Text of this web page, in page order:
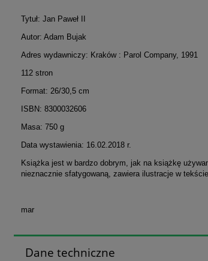
Tytuł: Jan Paweł II
Autor: Adam Bujak
Adres wydawniczy: Kraków : Parol Company, 1991
112 stron
Format: 26/30,5 cm
ISBN: 8300032606
Masa: 750 g
Data wystawienia: 16.02.2018 r.
Książka jest w bardzo dobrym, jak na książkę
nieznacznie sfatygowaną, zawiera ilustracje w
mar
Dane techniczne